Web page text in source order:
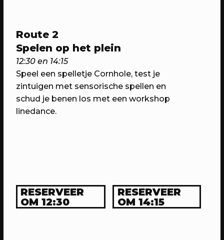
GigaSjoelen & nog veel meer.
WEKEA: Buurtkamerfeest met de
Buurtwerkkamer
Route 2
Spelen op het plein
12:30 en 14:15
Speel een spelletje Cornhole, test je
zintuigen met sensorische spellen en
schud je benen los met een workshop
linedance.
RESERVEER
OM 12:30
RESERVEER
OM 14:15